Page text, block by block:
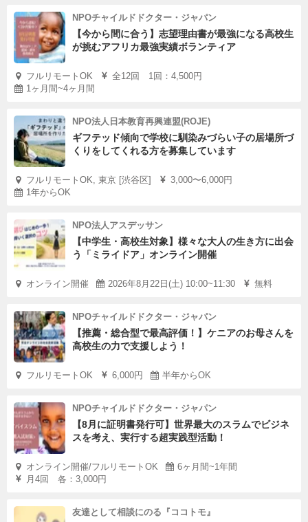
NPOチャイルドドクター・ジャパン
【今から間に合う】志望理由書が最強になる高校生
が挑むアフリカ最強実績ボランティア
フルリモートOK
全12回 1回：4,500円
1ヶ月間~4ヶ月間
NPO法人日本教育再興連盟(ROJE)
ギフテッド傾向で学校に馴染みづらい子の居場所づ
くりをしてくれる方を募集しています
フルリモートOK, 東京 [渋谷区]
3,000〜6,000円
1年からOK
NPO法人アスデッサン
【中学生・高校生対象】様々な大人の生き方に出会
う「ミライドア」オンライン開催
オンライン開催 2026年8月22日(土) 10:00~11:30 無料
NPOチャイルドドクター・ジャパン
【推薦・総合型で最高評価！】ケニアのお母さんを
高校生の力で支援しよう！
フルリモートOK 6,000円 半年からOK
NPOチャイルドドクター・ジャパン
【8月に証明書発行可】世界最大のスラムでビジネ
スを考え、実行する超実践型活動！
オンライン開催/フルリモートOK
6ヶ月間~1年間
月4回 各：3,000円
友達として相談にのる『ココトモ』